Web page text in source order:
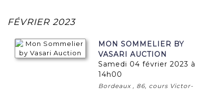
FÉVRIER 2023
MON SOMMELIER BY
VASARI AUCTION
samedi 04 février 2023 à
14h00
Bordeaux , 86, cours Victor-